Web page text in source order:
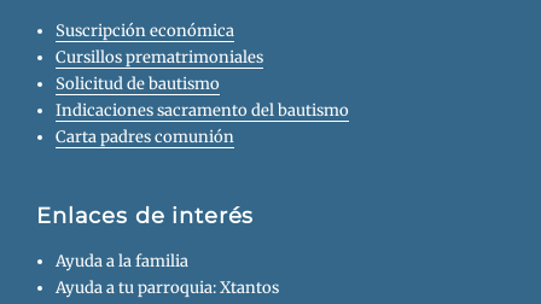
Suscripción económica
Cursillos prematrimoniales
Solicitud de bautismo
Indicaciones sacramento del bautismo
Carta padres comunión
Enlaces de interés
Ayuda a la familia
Ayuda a tu parroquia: Xtantos